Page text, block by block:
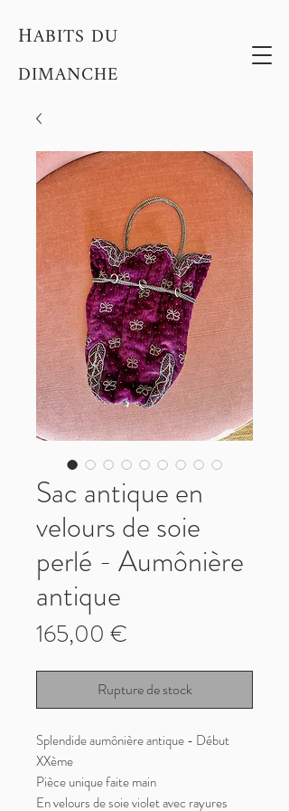
HABITS DU
DIMANCHE
Sac antique en
velours de soie
perlé - Aumônière
antique
165,00 €
Rupture de stock
Splendide aumônière antique - Début
XXème
Pièce unique faite main
En velours de soie violet avec rayures